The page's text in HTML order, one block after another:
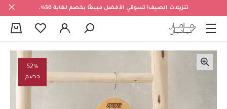
تنزيلات الصيف! تسوقي الأفضل مبيعًا بخصم لغاية 50%.
52%
خصم